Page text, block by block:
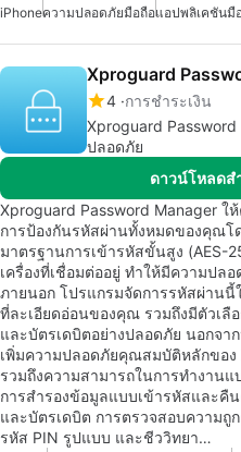
iPhoneความปลอดภัยมือถือแอปพลิเคชันมื
Xproguard
4 การชำระเงิน
Xproguard
ปลอดภัย
ดาวน์โหลดส
Xproguard Password Manager
การป้องกันรหัสผ่านทั้งหมดของคุณโ
มาตรฐานการเข้ารหัสขั้นสูง (AES-
เครื่องที่เชื่อมต่ออยู่ ทำให้มีความปล
ภายนอก โปรแกรมจัดการรหัสผ่าน
ที่ละเอียดอ่อนของคุณ รวมถึงมีตัวเลื
และบัตรเดบิตอย่างปลอดภัย นอกจ
เพิ่มความปลอดภัยคุณสมบัติหลักของ
รวมถึงความสามารถในการทำงาน
การสำรองข้อมูลแบบเข้ารหัสและคื
และบัตรเดบิต การตรวจสอบความ
รหัส PIN รูปแบบ และชีววิทยา…